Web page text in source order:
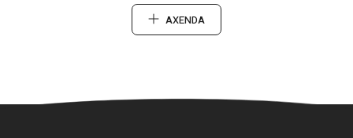
AXENDA